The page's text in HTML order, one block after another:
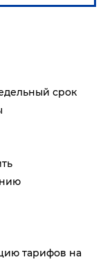
срок
тарифов на